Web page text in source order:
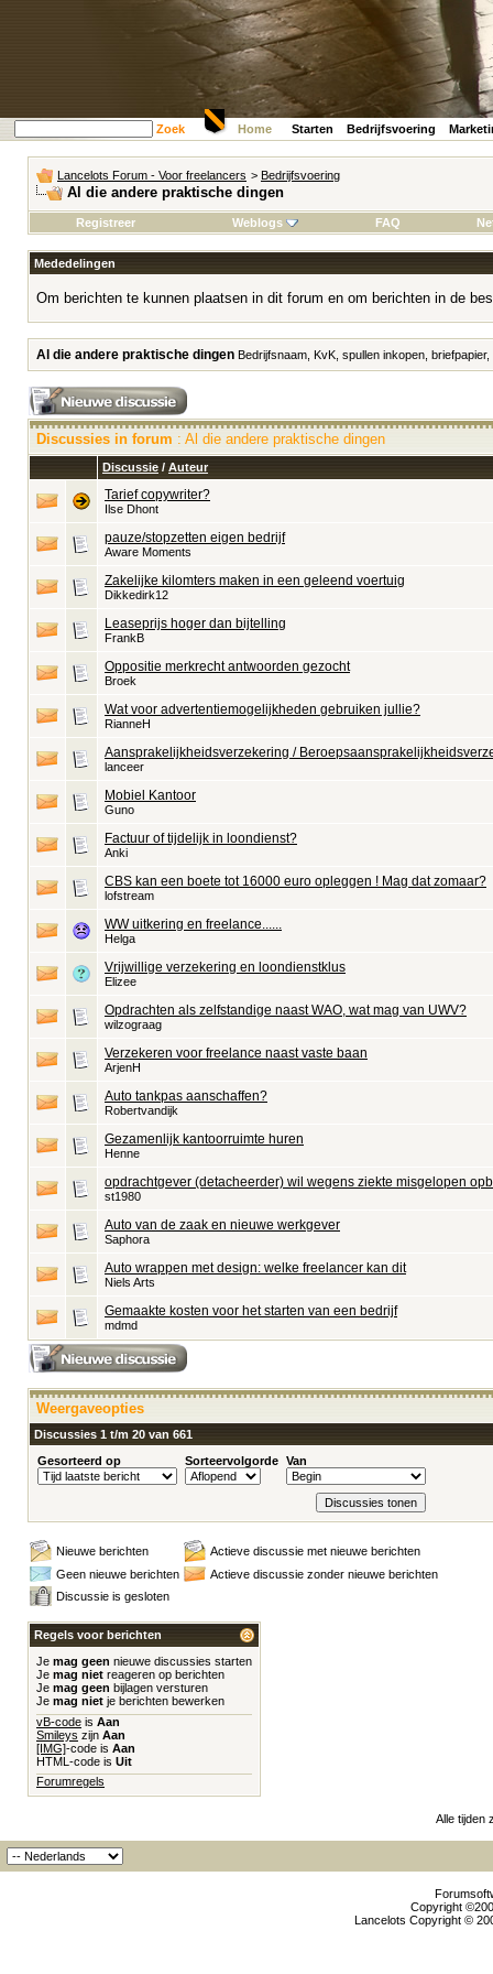
Zoek Home Starten Bedrijfsvoering
Lancelots Forum - Voor freelancers > Bedrijfsvoering
Al die andere praktische dingen
Registreer Weblogs FAQ
Mededelingen
Om berichten te kunnen plaatsen in dit forum en om berichten in de
Al die andere praktische dingen Bedrijfsnaam, KvK, spullen inkopen,
Discussies in forum : Al die andere praktische dingen
Discussie / Auteur
Tarief copywriter?
Ilse Dhont
pauze/stopzetten eigen bedrijf
Aware Moments
Zakelijke kilomters maken in een geleend voertuig
Dikkedirk12
Leaseprijs hoger dan bijtelling
FrankB
Oppositie merkrecht antwoorden gezocht
Broek
Wat voor advertentiemogelijkheden gebruiken jullie?
RianneH
Aansprakelijkheidsverzekering /
lanceer
Mobiel Kantoor
Guno
Factuur of tijdelijk in loondienst?
Anki
CBS kan een boete tot 16000 euro opleggen ! Mag dat zomaar?
lofstream
WW uitkering en freelance......
Helga
Vrijwillige verzekering en loondienstklus
Elizee
Opdrachten als zelfstandige naast WAO, wat mag van UWV?
wilzograag
Verzekeren voor freelance naast vaste baan
ArjenH
Auto tankpas aanschaffen?
Robertvandijk
Gezamenlijk kantoorruimte huren
Henne
opdrachtgever (detacheerder) wil wegens ziekte misgelopen
st1980
Auto van de zaak en nieuwe werkgever
Saphora
Auto wrappen met design: welke freelancer kan dit
Niels Arts
Gemaakte kosten voor het starten van een bedrijf
mdmd
Weergaveopties
Discussies 1 t/m 20 van 661
Gesorteerd op
Sorteervolgorde Van
Nieuwe berichten
Actieve discussie met nieuwe berichten
Geen nieuwe berichten
Actieve discussie zonder nieuwe berichten
Discussie is gesloten
Regels voor berichten
Je mag geen nieuwe discussies starten
Je mag niet reageren op berichten
Je mag geen bijlagen versturen
Je mag niet je berichten bewerken
vB-code is Aan
Smileys zijn Aan
[IMG]-code is Aan
HTML-code is Uit
Forumregels
Alle tijden
Copyright
Lancelots Copyright ©